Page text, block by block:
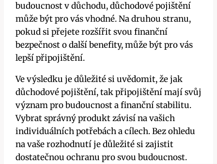
budoucnost v důchodu, důchodové pojištění
může být pro vás vhodné. Na druhou stranu,
pokud si přejete rozšířit svou finanční
bezpečnost o další benefity, může být pro vás
lepší připojištění.
Ve výsledku je důležité si uvědomit, že jak
důchodové pojištění, tak připojištění mají svůj
význam pro budoucnost a finanční stabilitu.
Vybrat správný produkt závisí na vašich
individuálních potřebách a cílech. Bez ohledu
na vaše rozhodnutí je důležité si zajistit
dostatečnou ochranu pro svou budoucnost.